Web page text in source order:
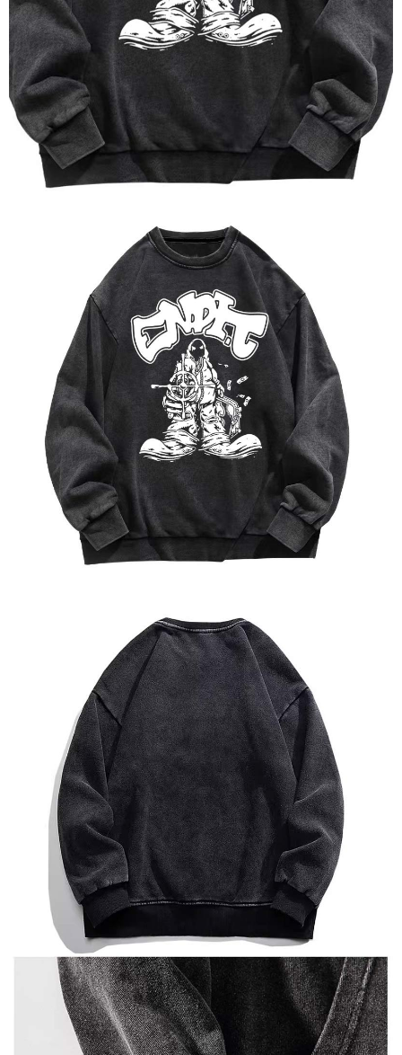
1. Perkhidmatan ini disediakan oleh "Taiwan Mobile Co., Ltd." untuk
membolehkan pengguna membeli produk atau perkhidmatan melalui
perkhidmatan ini semasa transaksi, dan kedai akan menyerahkan hak
tuntutan harga jual/beli ansuran kepada syarikat ini untuk membayar bil
menggunakan bil syarikat ini.
2. Berdasarkan tujuan kontrak persetujuan pembayaran menggunakan
"Pembayaran Ansuran Gogo", kedai akan memberikan maklumat peribadi
anda (termasuk nama, telefon atau alamat) kepada Taiwan Mobile untuk
pengumpulan, pemprosesan dan penggunaan, untuk pengesahan,
semakan dan pembetulan data yang diperlukan untuk bil ansuran oleh
Taiwan Mobile.
3. Sila baca syarat perkhidmatan pengguna secara lengkap melalui